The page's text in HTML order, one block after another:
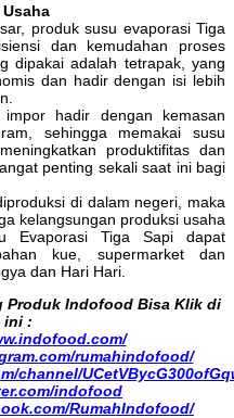
produk susu evaporasi Tiga
dan kemudahan proses
dipakai adalah tetrapak, yang
dan hadir dengan isi lebih
hadir dengan kemasan
sehingga memakai susu
produktifitas dan
penting sekali saat ini bagi
di dalam negeri, maka
kelangsungan produksi usaha
Evaporasi Tiga Sapi dapat
kue, supermarket dan
dan Hari Hari.
Produk Indofood Bisa Klik di
ini :
rumahindofood/
channel/
indofood
RumahIndofood/